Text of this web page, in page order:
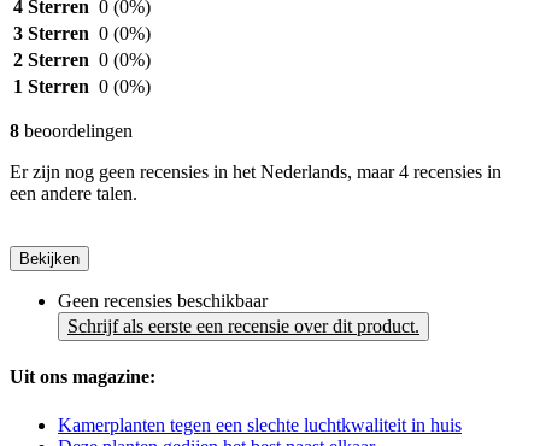
4 Sterren 0 (0%)
3 Sterren 0 (0%)
2 Sterren 0 (0%)
1 Sterren 0 (0%)
8 beoordelingen
Er zijn nog geen recensies in het Nederlands, maar 4 recensies in
een andere talen.
Bekijken
Geen recensies beschikbaar
Schrijf als eerste een recensie over dit product.
Uit ons magazine:
Kamerplanten tegen een slechte luchtkwaliteit in huis